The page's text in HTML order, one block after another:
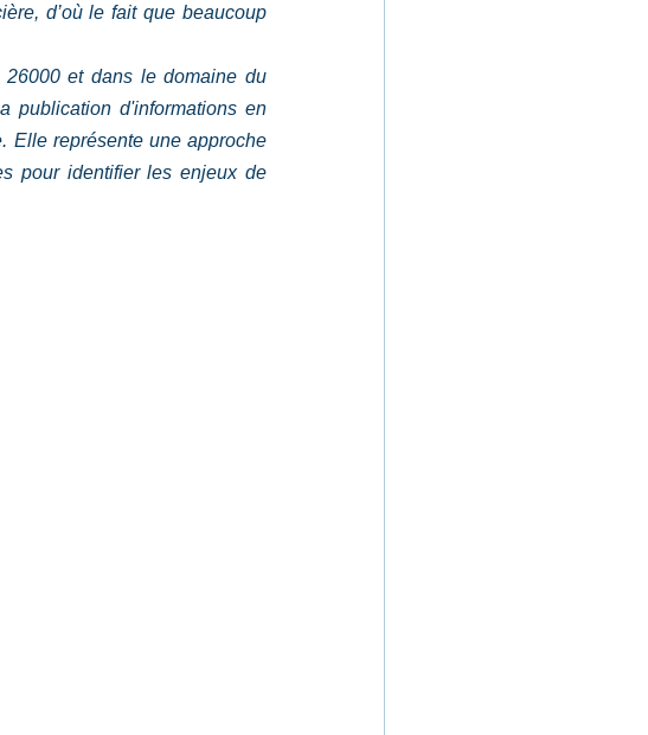
d’où le fait que beaucoup
et dans le domaine du
publication d'informations en
Elle représente une approche
pour identifier les enjeux de